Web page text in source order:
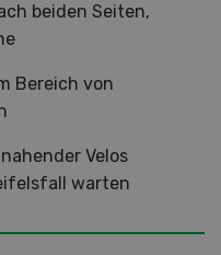
beiden Seiten,
Bereich von
Velos
warten